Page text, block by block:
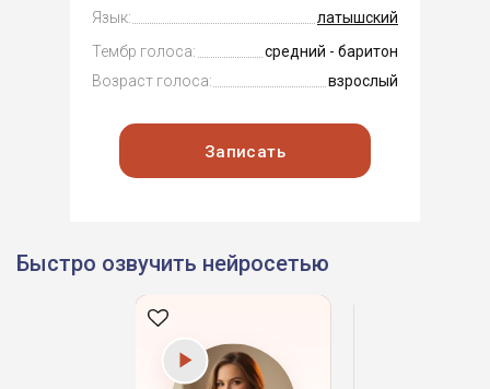
Язык:
латышский
Тембр голоса:
средний - баритон
Возраст голоса:
взрослый
Записать
Быстро озвучить нейросетью